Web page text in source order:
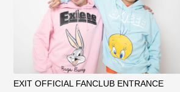
EXIT OFFICIAL FANCLUB ENTRANCE